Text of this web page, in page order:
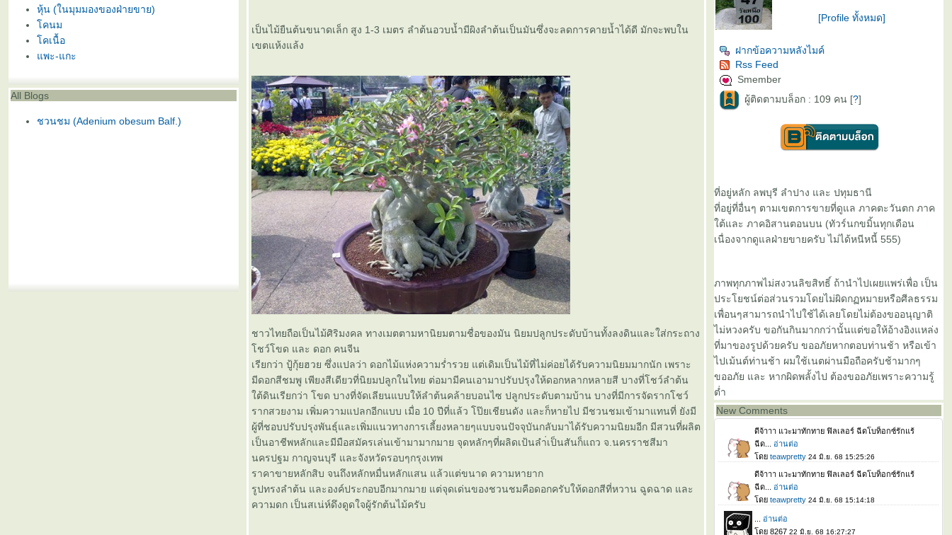
หุ้น (ในมุมมองของฝ่ายขาย)
คนม
คเนื้อ
พะ-แกะ
All Blogs
ชวนชม (Adenium obesum Balf.)
เป็นไม้ยืนต้นขนาดเล็ก สูง 1-3 เมตร ลำต้นอวบน้ำมีผิงลำต้นเป็นมันซึ่งจะลดการคายน้ำได้ดี มักจะพบใน
เขตแห้งแล้ง
ชาวไทยถือเป็นไม้ศิริมงคล ทางเมตตามหานิยมตามชื่อของมัน นิยมปลูกประดับบ้านทั้งลงดินและใส่กระถาง
ชว์โขด และ ดอก คนจีน
เรียกว่า ปู้กุ้ยฮวย ซึ่งแปลว่า ดอกไม้แห่งความร่ำรวย แต่เดิมเป็นไม้ที่ไม่ค่อยได้รับความนิยมมากนัก เพราะ
มีดอกสีชมพู เพียงสีเดียวที่นิยมปลูกในไทย ต่อมามีคนเอามาปรับปรุงให้ดอกหลากหลายสี บางที่โชว์ลำต้น
ต้ดินเรียกว่า โขด บางที่จัดเลียนแบบให้ลำต้นคล้ายบอนไซ ปลูกประดับตามบ้าน บางที่มีการจัดรากโชว์
รากสวยงาม เพิ่มความแปลกอีกแบบ เมื่อ 10 ปีที่แล้ว โป๊ยเชียนดัง และก็หายไป มีชวนชมเข้ามาแทนที่ ยังมี
ผู้ที่ชอบปรับปรุงพันธุ์และเพิ่มแนวทางการเลี้ยงหลายๆแบบจนปัจจุบันกลับมาได้รับความนิยมอีก มีสวนที่ผลิต
เป็นอาชีพหลักและมีมือสมัครเล่นเข้ามามากมาย จุดหลักๆที่ผลิดเป้นลำ่เป็นสันก็แถว จ.นครราชสีมา
นครปฐม กาญจนบุรี และจังหวัดรอบๆกรุงเทพ
ราคาขายหลักสิบ จนถึงหลักหมื่นหลักแสน แล้วแต่ขนาด ความหายาก
รูปทรงลำต้น และองค์ประกอบอีกมากมาย แต่จุดเด่นของชวนชมคือดอกครับให้ดอกสีที่หวาน ฉูดฉาด และ
ความดก เป็นสเน่ห์ดึงดูดใจผู้รักต้นไม้ครับ
[Profile ทั้งหมด]
ฝากข้อความหลังไมค์
Rss Feed
Smember
ผู้ติดตามบล็อก : 109 คน [?]
ที่อยู่หลัก ลพบุรี ลำปาง และ ปทุมธานี
ที่อยู่ที่อื่นๆ ตามเขตการขายที่ดูแล ภาคตะวันตก ภาค
ต้และ ภาคอิสานตอนบน (ทัวร์นกขมิ้นทุกเดือน
เนื่องจากดูแลฝ่ายขายครับ ไม่ได้หนีหนี้ 555)
ภาพทุกภาพไม่สงวนลิขสิทธิ์ ถ้านำไปเผยแพร่เพื่อ เป็น
ประโยชน์ต่อส่วนรวมโดยไม่ผิดกฏหมายหรือศีลธรรม
เพื่อนๆสามารถนำไปใช้ได้เลยโดยไม่ต้องขออนุญาติ
ไม่หวงครับ ขอกันกินมากกว่านั้นแต่ขอให้อ้างอิงแหล่ง
ที่มาของรูปด้วยครับ ขออภัยหากตอบท่านช้า หรือเข้า
ไปเม้นต์ท่านช้า ผมใช้เนตผ่านมือถือครับช้ามากๆ
ขออภัย และ หากผิดพลั้งไป ต้องขออภัยเพราะความรู้
ต่ำ
New Comments